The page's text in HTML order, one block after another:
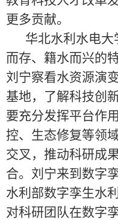
更多贡献。
华北水利水电
而存、籍水而兴的
刘宁察看水资源演
基地，了解科技创
要充分发挥平台作
控、生态修复等领
交叉，推动科研成
合。刘宁来到数字
水利部数字孪生水
对科研团队在数字